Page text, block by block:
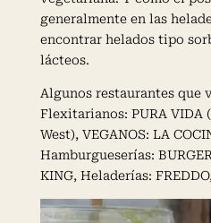
generalmente en las
encontrar helados tipo
lácteos.
Algunos restaurantes que
Flexitarianos: PURA VIDA
West), VEGANOS: LA
Hamburgueserías:
KING, Heladerías: